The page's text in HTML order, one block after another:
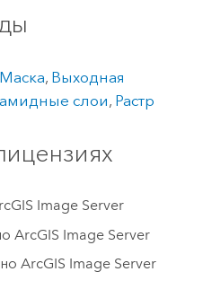
Маска, Выходная
слои, Растр
Image Server
ArcGIS Image Server
ArcGIS Image Server